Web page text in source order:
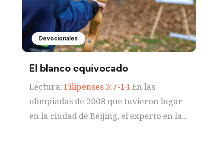
Devocionales
El blanco equivocado
Lectura: Filipenses 3:7-14En las
olimpiadas de 2008 que tuvieron lugar
en la ciudad de Beijing, el experto en la...